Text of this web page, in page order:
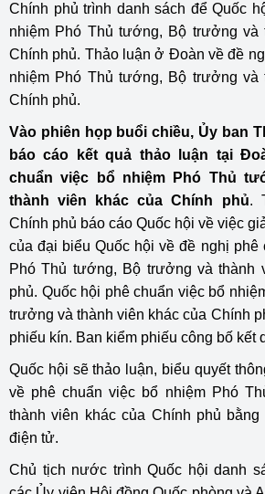
Chính phủ trình danh sách để Quốc
nhiệm Phó Thủ tướng, Bộ trưởng và
Chính phủ. Thảo luận ở Đoàn về đề
nhiệm Phó Thủ tướng, Bộ trưởng và
Chính phủ.
Vào phiên họp buổi chiều, Ủy ban
báo cáo kết quả thảo luận tại
chuẩn việc bổ nhiệm Phó Thủ
thành viên khác của Chính phủ.
Chính phủ báo cáo Quốc hội về việc
của đại biểu Quốc hội về đề nghị phê
Phó Thủ tướng, Bộ trưởng và thành
phủ. Quốc hội phê chuẩn việc bổ
trưởng và thành viên khác của Chính
phiếu kín. Ban kiểm phiếu công bố kết
Quốc hội sẽ thảo luận, biểu quyết
về phê chuẩn việc bổ nhiệm Phó
thành viên khác của Chính phủ
điện tử.
Chủ tịch nước trình Quốc hội danh